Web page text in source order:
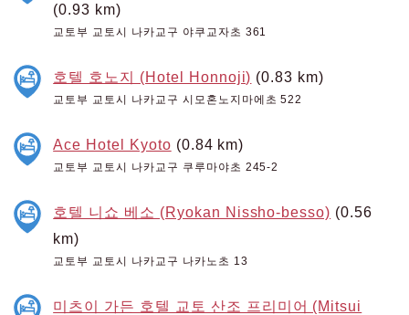
(0.93 km)
교토부 교토시 나카교구 야쿠교자초 361
호텔 호노지 (Hotel Honnoji) (0.83 km)
교토부 교토시 나카교구 시모혼노지마에초 522
Ace Hotel Kyoto (0.84 km)
교토부 교토시 나카교구 쿠루마야초 245-2
호텔 니쇼 베소 (Ryokan Nissho-besso) (0.56
km)
교토부 교토시 나카교구 나카노초 13
미츠이 가든 호텔 교토 산조 프리미어 (Mitsui